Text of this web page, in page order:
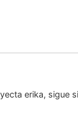
erika, sigue